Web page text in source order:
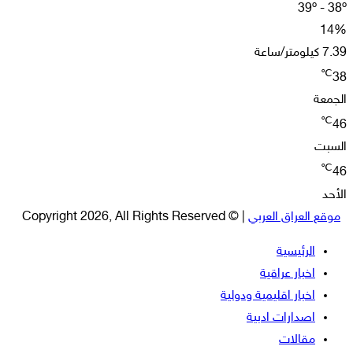
39º - 38º
14%
7.39 كيلومتر/ساعة
38
℃
الجمعة
46
℃
السبت
46
℃
الأحد
موقع العراق العربي | © Copyright 2026, All Rights Reserved
الرئيسية
اخبار عراقية
اخبار اقليمية ودولية
اصدارات ادبية
مقالات